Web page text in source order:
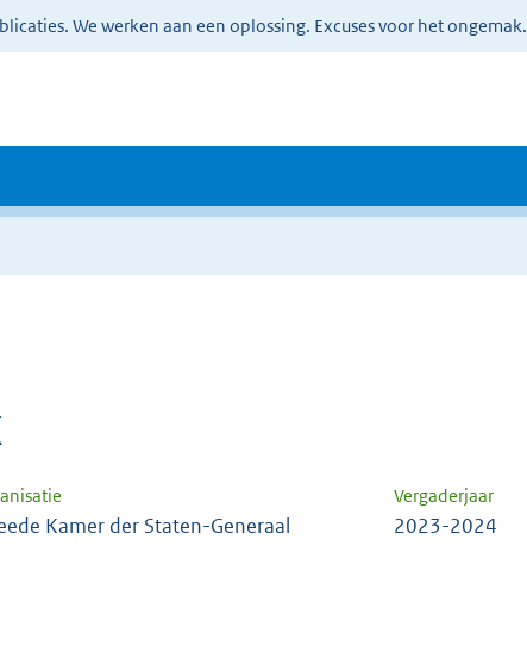
We werken aan een oplossing. Excuses voor het ongemak.
Vergaderjaar
Kamer der Staten-Generaal 2023-2024